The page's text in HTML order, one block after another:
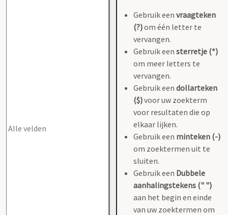
Gebruik een vraagteken
(?)om één letter te
vervangen.
Gebruik een sterretje (*)
om meer letters te
vervangen.
Gebruik een dollarteken
($)voor uw zoekterm
voor resultaten die op
elkaar lijken.
Gebruik een minteken (-)
om zoektermen uit te
sluiten.
Gebruik een Dubbele
aanhalingstekens (" ")
aan het begin en einde
van uw zoektermen om